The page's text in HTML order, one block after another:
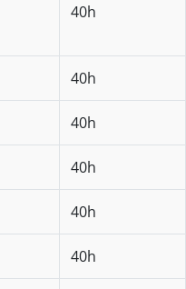
40h
40h
40h
40h
40h
40h